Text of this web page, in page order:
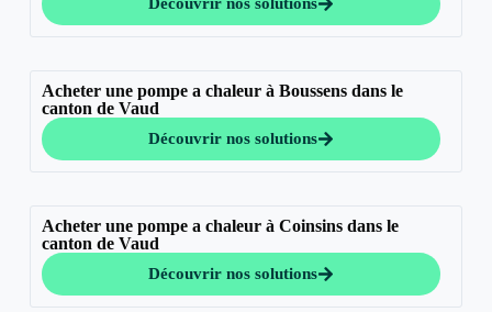
Acheter une pompe a chaleur à Boussens dans le
canton de Vaud
Découvrir nos solutions
Acheter une pompe a chaleur à Coinsins dans le
canton de Vaud
Découvrir nos solutions